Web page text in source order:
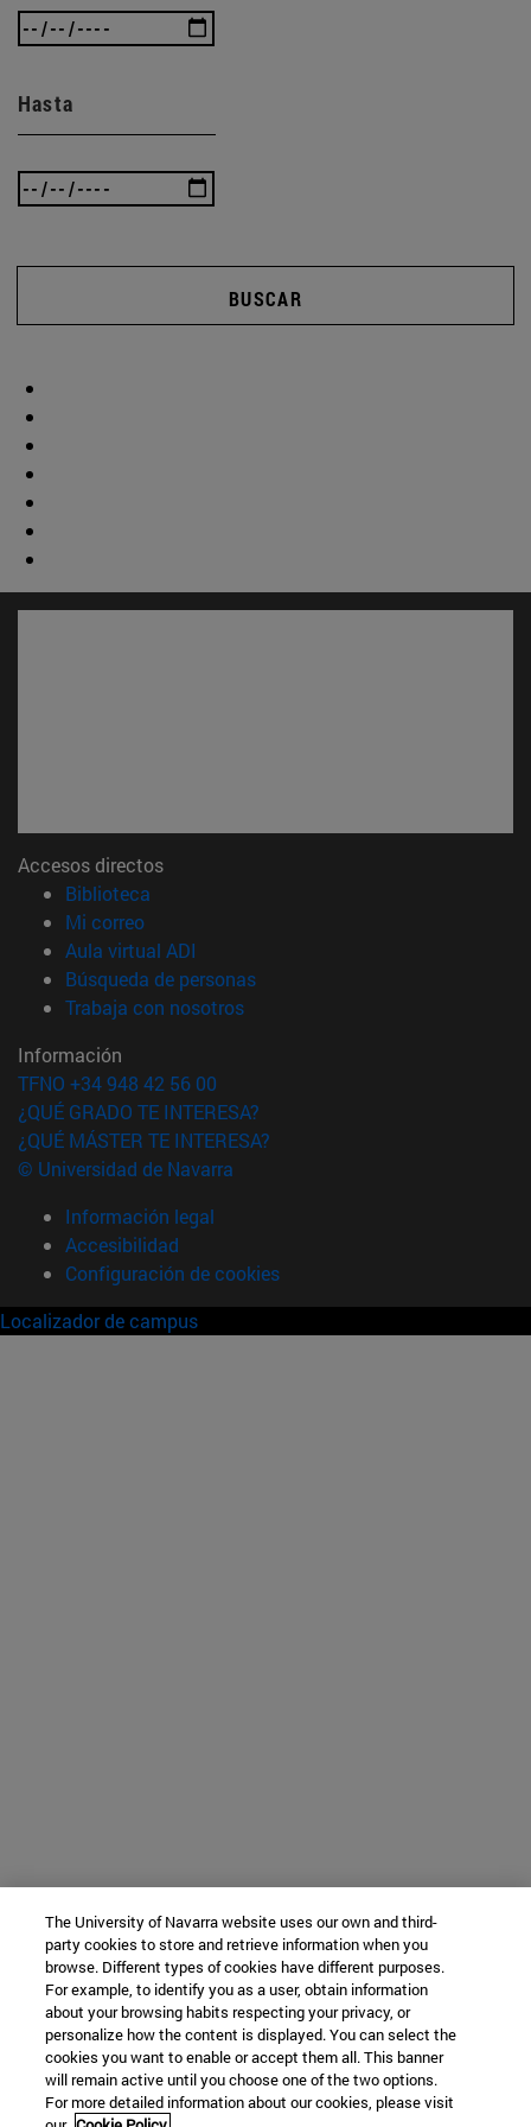
Hasta
BUSCAR
Accesos directos
Biblioteca
Mi correo(abre en nueva ventana)
Aula virtual ADI
Búsqueda de personas(abre en nueva ventana)
Trabaja con nosotros(abre en nueva ventana)
Información
TFNO +34 948 42 56 00
¿QUÉ GRADO TE INTERESA?
¿QUÉ MÁSTER TE INTERESA?
© Universidad de Navarra
Información legal
Accesibilidad
Configuración de cookies
Localizador de campus
The University of Navarra website uses our own and third-
party cookies to store and retrieve information when you
browse. Different types of cookies have different purposes.
For example, to identify you as a user, obtain information
about your browsing habits respecting your privacy, or
personalize how the content is displayed. You can select the
cookies you want to enable or accept them all. This banner
will remain active until you choose one of the two options.
For more detailed information about our cookies, please visit